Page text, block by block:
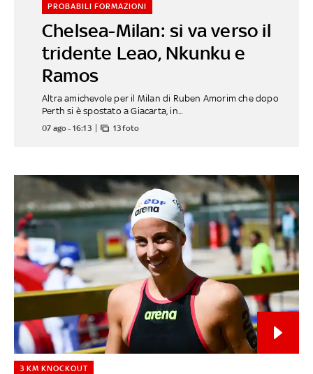
Chelsea-Milan: si va verso il
tridente Leao, Nkunku e
Ramos
PROBABILI FORMAZIONI
Altra amichevole per il Milan di Ruben Amorim che dopo
Perth si è spostato a Giacarta, in...
07 ago - 16:13 13 foto
3 KM KNOCKOUT